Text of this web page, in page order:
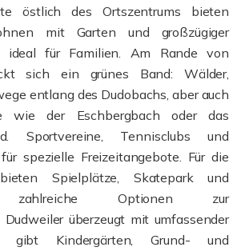
östlich des Ortszentrums bieten
mit Garten und großzügiger
ideal für Familien. Am Rande von
sich ein grünes Band: Wälder,
entlang des Dudobachs, aber auch
wie der Eschbergbach oder das
Sportvereine, Tennisclubs und
spezielle Freizeitangebote. Für die
Spielplätze, Skatepark und
zahlreiche Optionen zur
Dudweiler überzeugt mit umfassender
gibt Kindergärten, Grund- und